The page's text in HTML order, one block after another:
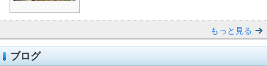
もっと見る
ブログ